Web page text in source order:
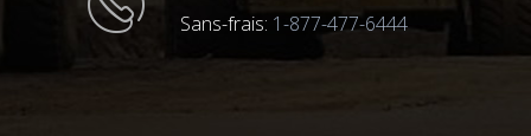
Sans-frais: 1-877-477-6444